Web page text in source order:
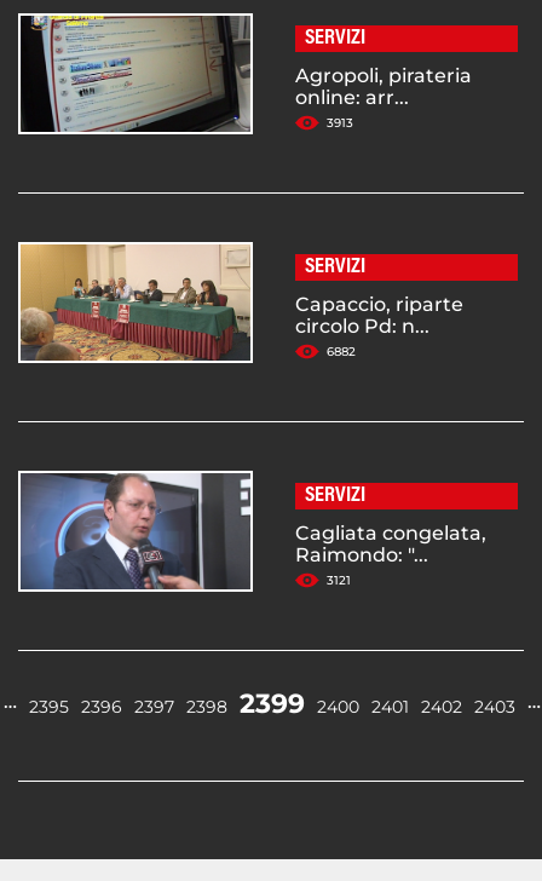
SERVIZI
Agropoli, pirateria
online: arr...
3913
SERVIZI
Capaccio, riparte
circolo Pd: n...
6882
SERVIZI
Cagliata congelata,
Raimondo: "...
3121
… 2395 2396 2397 2398 2399 2400 2401 2402 2403 …